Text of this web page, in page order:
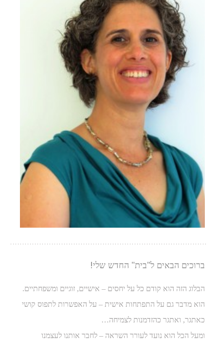
ברוכים הבאים ל"בית" החדש שלי!
הבלוג הזה הוא קודם כל על יחסים – אישיים, זוגיים ומשפחתיים.
הוא מדבר גם על התפתחות אישית – על האפשרות לתפוס קושי
כאתגר, ואתגר כהזדמנות לצמיחה…
ומעל הכל הוא נועד לעורר השראה – לחבר אותנו לעצמנו